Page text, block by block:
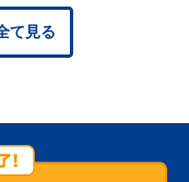
て見る